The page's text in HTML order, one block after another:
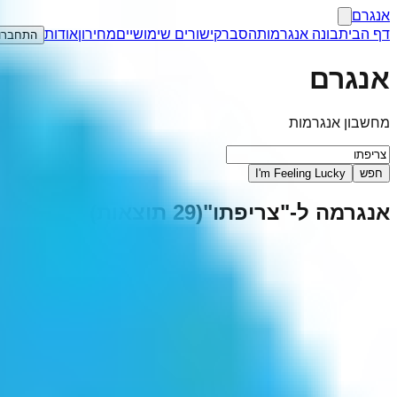
אנגרם
דף הביתבונה אנגרמותהסברקישורים שימושייםמחירוןאודות
אנגרם
מחשבון אנגרמות
חפש I'm Feeling Lucky
אנגרמה ל-"צריפתו"
(
29תוצאות)